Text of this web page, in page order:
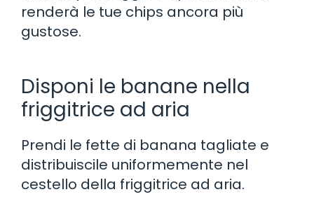
renderà le tue chips ancora più
gustose.
Disponi le banane nella
friggitrice ad aria
Prendi le fette di banana tagliate e
distribuiscile uniformemente nel
cestello della friggitrice ad aria.